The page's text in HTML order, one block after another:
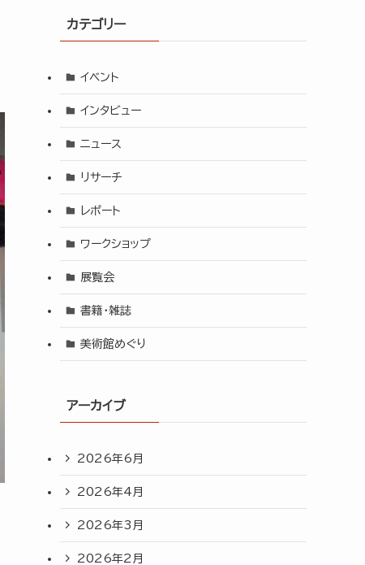
カテゴリー
イベント
インタビュー
ニュース
リサーチ
レポート
ワークショップ
展覧会
書籍・雑誌
美術館めぐり
アーカイブ
2026年6月
2026年4月
2026年3月
2026年2月